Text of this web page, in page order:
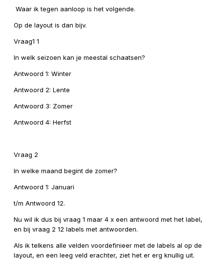
Waar ik tegen aanloop is het volgende.
Op de layout is dan bijv.
Vraag1 1
In welk seizoen kan je meestal schaatsen?
Antwoord 1: Winter
Antwoord 2: Lente
Antwoord 3: Zomer
Antwoord 4: Herfst
Vraag 2
In welke maand begint de zomer?
Antwoord 1: Januari
t/m Antwoord 12.
Nu wil ik dus bij vraag 1 maar 4 x een antwoord met het label,
en bij vraag 2 12 labels met antwoorden.
Als ik telkens alle velden voordefinieer met de labels al op de
layout, en een leeg veld erachter, ziet het er erg knullig uit.